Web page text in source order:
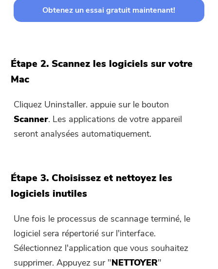
Obtenez un essai gratuit maintenant!
Étape 2. Scannez les logiciels sur votre
Mac
Cliquez Uninstaller. appuie sur le bouton
Scanner. Les applications de votre appareil
seront analysées automatiquement.
Étape 3. Choisissez et nettoyez les
logiciels inutiles
Une fois le processus de scannage terminé, le
logiciel sera répertorié sur l'interface.
Sélectionnez l'application que vous souhaitez
supprimer. Appuyez sur "NETTOYER"